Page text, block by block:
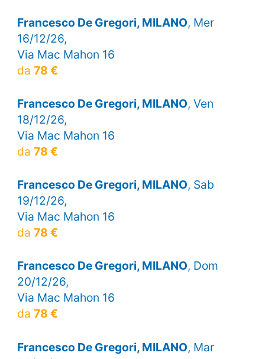
Francesco De Gregori, MILANO, Mer
16/12/26,
Via Mac Mahon 16
da 78 €
Francesco De Gregori, MILANO, Ven
18/12/26,
Via Mac Mahon 16
da 78 €
Francesco De Gregori, MILANO, Sab
19/12/26,
Via Mac Mahon 16
da 78 €
Francesco De Gregori, MILANO, Dom
20/12/26,
Via Mac Mahon 16
da 78 €
Francesco De Gregori, MILANO, Mar